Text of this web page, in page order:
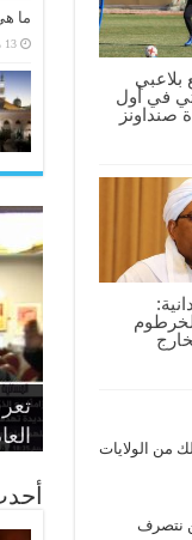
في أول
صنداونز
من الولايات
نتصرف
ما
13 مارس، 2026